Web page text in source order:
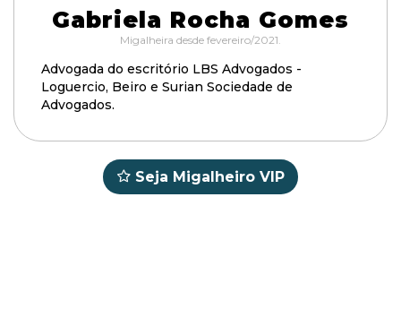
Gabriela Rocha Gomes
Migalheira desde fevereiro/2021.
Advogada do escritório LBS Advogados -
Loguercio, Beiro e Surian Sociedade de
Advogados.
Seja Migalheiro VIP